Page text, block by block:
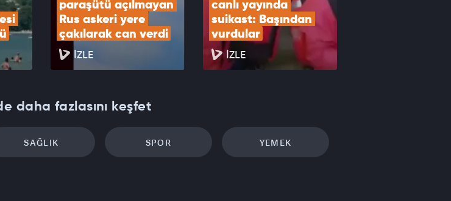
paraşütü açılmayan
Rus askeri yere
çakılarak can verdi
İZLE
canlı yayında
suikast: Başından
vurdular
İZLE
daha fazlasını keşfet
SAĞLIK SPOR YEMEK